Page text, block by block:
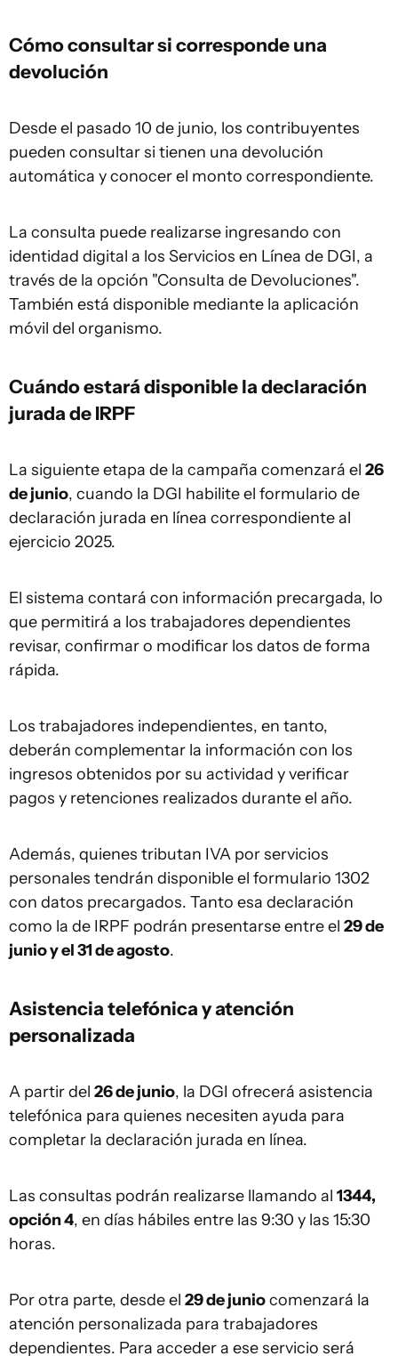
Cómo consultar si corresponde una
devolución
Desde el pasado 10 de junio, los contribuyentes
pueden consultar si tienen una devolución
automática y conocer el monto correspondiente.
La consulta puede realizarse ingresando con
identidad digital a los Servicios en Línea de DGI, a
través de la opción "Consulta de Devoluciones".
También está disponible mediante la aplicación
móvil del organismo.
Cuándo estará disponible la declaración
jurada de IRPF
La siguiente etapa de la campaña comenzará el 26
de junio, cuando la DGI habilite el formulario de
declaración jurada en línea correspondiente al
ejercicio 2025.
El sistema contará con información precargada, lo
que permitirá a los trabajadores dependientes
revisar, confirmar o modificar los datos de forma
rápida.
Los trabajadores independientes, en tanto,
deberán complementar la información con los
ingresos obtenidos por su actividad y verificar
pagos y retenciones realizados durante el año.
Además, quienes tributan IVA por servicios
personales tendrán disponible el formulario 1302
con datos precargados. Tanto esa declaración
como la de IRPF podrán presentarse entre el 29 de
junio y el 31 de agosto.
Asistencia telefónica y atención
personalizada
A partir del 26 de junio, la DGI ofrecerá asistencia
telefónica para quienes necesiten ayuda para
completar la declaración jurada en línea.
Las consultas podrán realizarse llamando al 1344,
opción 4, en días hábiles entre las 9:30 y las 15:30
horas.
Por otra parte, desde el 29 de juniocomenzará la
atención personalizada para trabajadores
dependientes. Para acceder a ese servicio será